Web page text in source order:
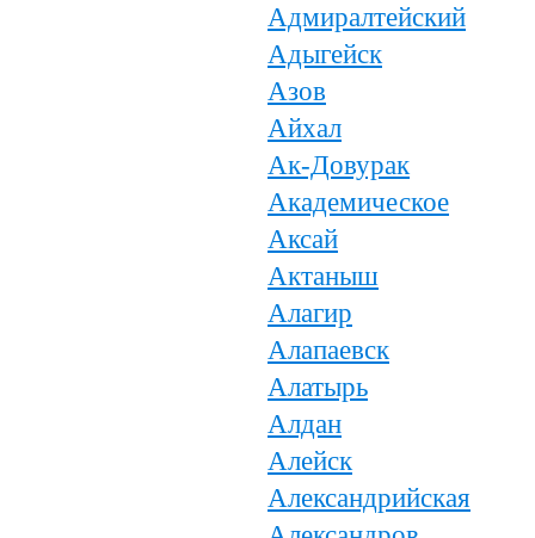
Адмиралтейский
Адыгейск
Азов
Айхал
Ак-Довурак
Академическое
Аксай
Актаныш
Алагир
Алапаевск
Алатырь
Алдан
Алейск
Александрийская